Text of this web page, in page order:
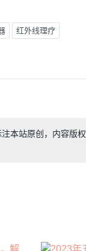
红外线理疗
本站原创，内容版